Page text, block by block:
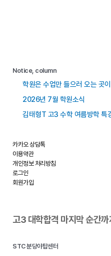
Notice, column
학원은 수업만 들으러 오는 곳
2026년 7월 학원소식
김태형T 고3 수학 여름방학 특
카카오 상담톡
이용약관
개인정보 처리방침
로그인
회원가입
고3 대학합격 마지막 순간
STC 분당야탑센터